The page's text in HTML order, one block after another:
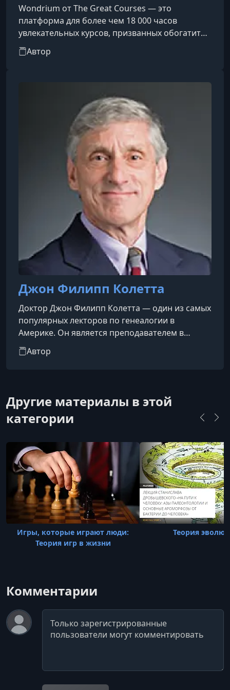
Wondrium от The Great Courses — это
платформа для более чем 18 000 часов
увлекательных курсов, призванных обогатить
и улучшить вашу жизнь. Академически
всеобъемлющие и неустанно увлекательные,
протяжении всей жизни встретиться лицом к
лицу с величайшими профессорами мира и
профильными экспертами по самым разным
темам: от науки и истории до философии и
религии, путешествий и профессионального
роста. Всегда без рекл
Автор
Джон Филипп Колетта
Доктор Джон Филипп Колетта — один из самых
популярных лекторов по генеалогии в
Америке. Он является преподавателем в
Институте генеалогии и исторических
исследований в Университете Сэмфорда в
генеалогических исследований Бостонского
университета. Доктор Колетта также был
инструктором и координатором курсов в
исследований, Генелогическо
Автор
Другие материалы в этой
категории
Игры, которые играют люди:
Теория игр в жизни
Теория
Комментарии
Комментарий